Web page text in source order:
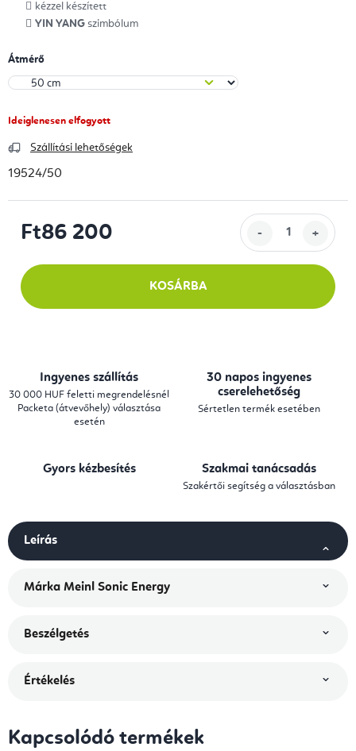
kézzel készített
YIN YANG szimbólum
Átmérő
Ideiglenesen elfogyott
Szállítási lehetőségek
19524/50
Ft86 200
KOSÁRBA
Ingyenes szállítás
30 000 HUF feletti megrendelésnél
Packeta (átvevőhely) választása
esetén
30 napos ingyenes
cserelehetőség
Sértetlen termék esetében
Gyors kézbesítés Szakmai tanácsadás
Szakértői segítség a választásban
Leírás
Márka Meinl Sonic Energy
Beszélgetés
Értékelés
Kapcsolódó termékek